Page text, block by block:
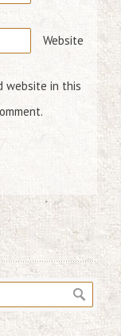
Website
website in this